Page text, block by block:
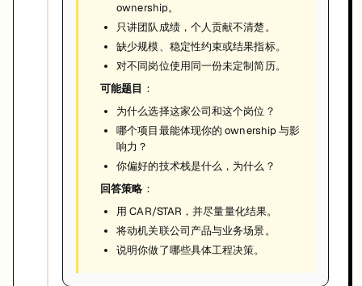
ownership。
只讲团队成绩，个人贡献不清楚。
缺少规模、稳定性约束或结果指标。
对不同岗位使用同一份未定制简历。
可能题目 ：
为什么选择这家公司和这个岗位？
哪个项目最能体现你的 ownership 与影
响力？
你偏好的技术栈是什么，为什么？
回答策略 ：
用 CAR/STAR，并尽量量化结果。
将动机关联公司产品与业务场景。
说明你做了哪些具体工程决策。